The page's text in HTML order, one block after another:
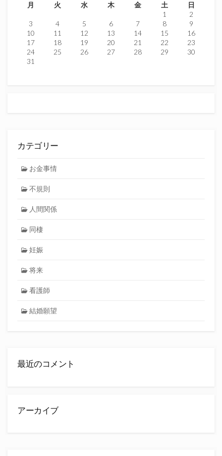
月
火 水 木 金 土
日
1
2
3
4 5 6 7 8
9
10
11 12 13 14 15
16
17
18 19 20 21 22
23
24
25 26 27 28 29
30
31
カテゴリー
お金事情
不規則
人間関係
同棲
妊娠
将来
看護師
結婚願望
最近のコメント
アーカイブ